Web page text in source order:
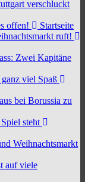
verschluckt
offen!
Startseite
ruft!
Zwei Kapitäne
viel Spaß
bei Borussia zu
steht
Weihnachtsmarkt
auf viele